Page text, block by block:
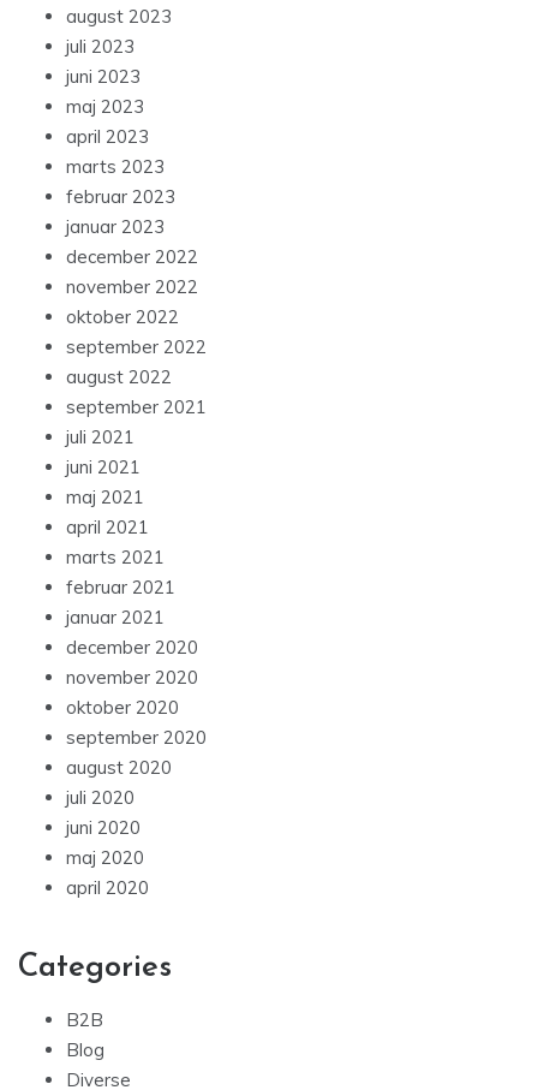
august 2023
juli 2023
juni 2023
maj 2023
april 2023
marts 2023
februar 2023
januar 2023
december 2022
november 2022
oktober 2022
september 2022
august 2022
september 2021
juli 2021
juni 2021
maj 2021
april 2021
marts 2021
februar 2021
januar 2021
december 2020
november 2020
oktober 2020
september 2020
august 2020
juli 2020
juni 2020
maj 2020
april 2020
Categories
B2B
Blog
Diverse